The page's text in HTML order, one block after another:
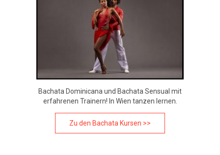
Bachata Dominicana und Bachata Sensual mit
erfahrenen Trainern! In Wien tanzen lernen.
Zu den Bachata Kursen >>